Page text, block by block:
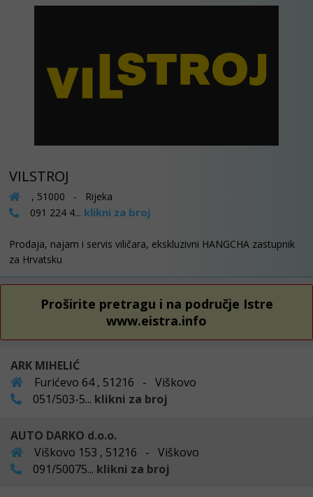
VILSTROJ
, 51000 - Rijeka
091 224 4... klikni za broj
Prodaja, najam i servis viličara, ekskluzivni HANGCHA zastupnik
za Hrvatsku
Proširite pretragu i na područje Istre
www.eistra.info
ARK MIHELIĆ
Furićevo 64 , 51216 - Viškovo
051/503-5... klikni za broj
AUTO DARKO d.o.o.
Viškovo 153 , 51216 - Viškovo
091/50075... klikni za broj